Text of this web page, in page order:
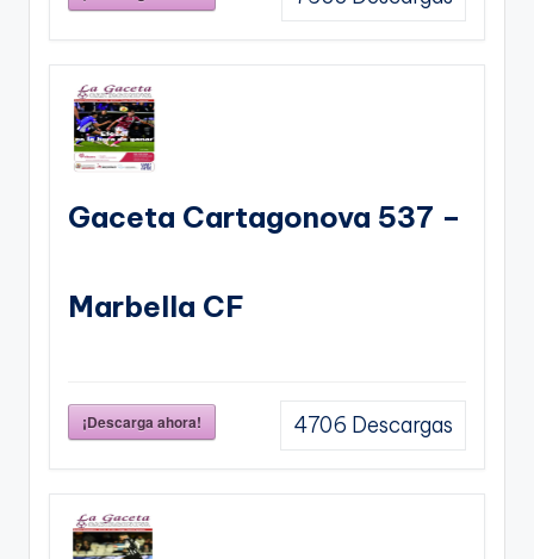
Gaceta Cartagonova 537 –
Marbella CF
¡Descarga ahora! 4706 Descargas